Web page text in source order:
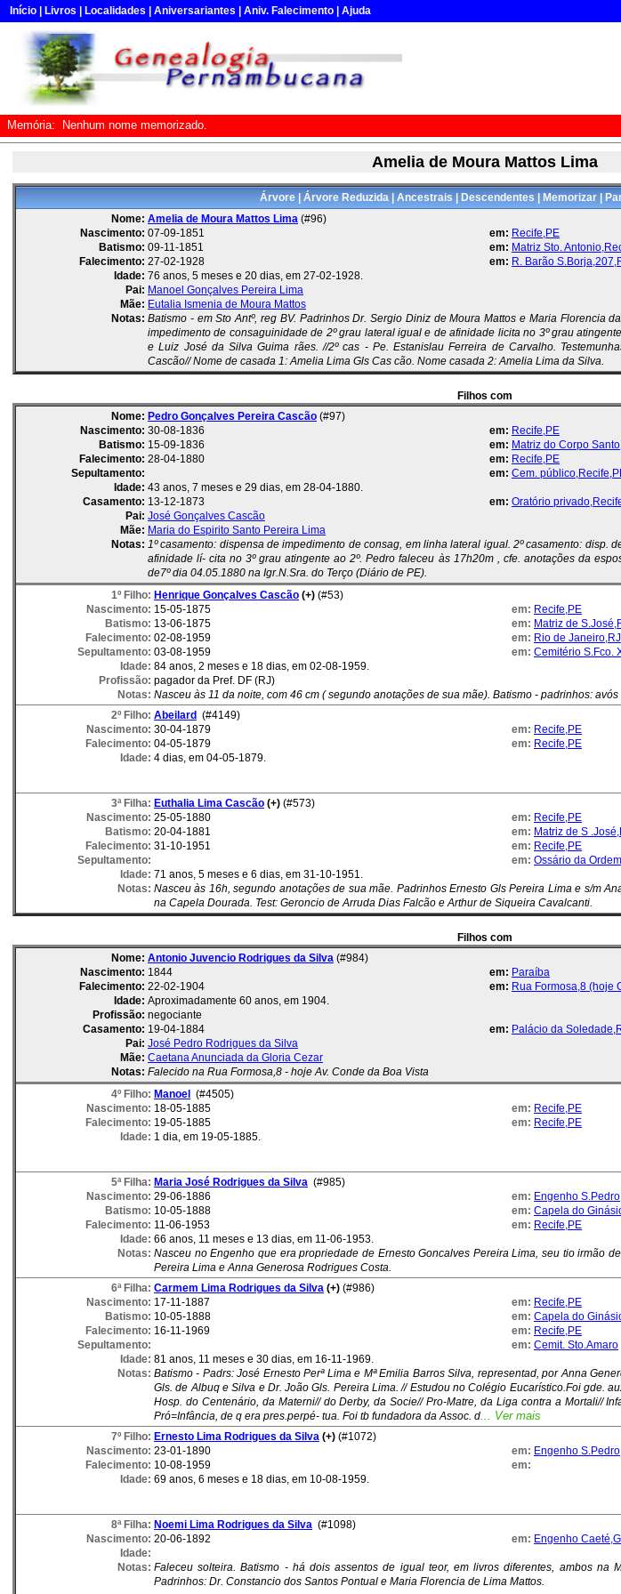
Início Livros Localidades Aniversariantes Aniv. Falecimento Ajuda
Memória: Nenhum nome memorizado.
Amelia de Moura Mattos Lima
Árvore| Árvore Reduzida| Ancestrais Descendentes Memorizar|
Nome: Amelia de Moura Mattos Lima (#96)
Nascimento: 07-09-1851 em: Recife,PE
Batismo: 09-11-1851 em: Matriz Sto.
Falecimento: 27-02-1928 em: R. Barão
Idade: 76 anos, 5 meses e 20 dias, em 27-02-1928.
Pai: Manoel Gonçalves Pereira Lima
Mãe: Eutalia Ismenia de Moura Mattos
Notas: Batismo - em Sto Antº, reg BV. Padrinhos Dr. Sergio Diniz de Moura Mattos e Maria Florencia
impedimento de consaguinidade de 2º grau lateral igual e de afinidade licita no 3º grau
e Luiz José da Silva Guima rães. //2º cas - Pe. Estanislau Ferreira de Carvalho.
Cascão// Nome de casada 1: Amelia Lima Gls Cas cão. Nome casada 2: Amelia Lima da Silva.
Filhos com
Nome: Pedro Gonçalves Pereira Cascão (#97)
Nascimento: 30-08-1836 em: Recife,PE
Batismo: 15-09-1836 em: Matriz do Corpo
Falecimento: 28-04-1880 em: Recife,PE
Sepultamento:
em: Cem.
Idade: 43 anos, 7 meses e 29 dias, em 28-04-1880.
Casamento: 13-12-1873 em: Oratório
Pai: José Gonçalves Cascão
Mãe: Maria do Espirito Santo Pereira Lima
Notas: 1º casamento: dispensa de impedimento de consag, em linha lateral igual. 2º casamento: disp.
afinidade lí- cita no 3º grau atingente ao 2º. Pedro faleceu às 17h20m , cfe. anotações da
de7º dia 04.05.1880 na Igr.N.Sra. do Terço (Diário de PE).
1º Filho: Henrique Gonçalves Cascão (+) (#53)
Nascimento: 15-05-1875 em: Recife,PE
Batismo: 13-06-1875 em: Matriz de
Falecimento: 02-08-1959 em: Rio de Janeiro,RJ
Sepultamento: 03-08-1959 em: Cemitério S.Fco.
Idade: 84 anos, 2 meses e 18 dias, em 02-08-1959.
Profissão: pagador da Pref. DF (RJ)
Notas: Nasceu às 11 da noite, com 46 cm ( segundo anotações de sua mãe). Batismo - padrinhos: avós
2º Filho: Abeilard (#4149)
Nascimento: 30-04-1879 em: Recife,PE
Falecimento: 04-05-1879 em: Recife,PE
Idade: 4 dias, em 04-05-1879.
3ª Filha: Euthalia Lima Cascão (+) (#573)
Nascimento: 25-05-1880 em: Recife,PE
Batismo: 20-04-1881 em: Matriz de S
Falecimento: 31-10-1951 em: Recife,PE
Sepultamento:
em: Ossário da
Idade: 71 anos, 5 meses e 6 dias, em 31-10-1951.
Notas: Nasceu às 16h, segundo anotações de sua mãe. Padrinhos Ernesto Gls Pereira Lima e s/m
na Capela Dourada. Test: Geroncio de Arruda Dias Falcão e Arthur de Siqueira Cavalcanti.
Filhos com
Nome: Antonio Juvencio Rodrigues da Silva (#984)
Nascimento: 1844 em: Paraíba
Falecimento: 22-02-1904 em: Rua Formosa,8 (hoje
Idade: Aproximadamente 60 anos, em 1904.
Profissão: negociante
Casamento: 19-04-1884 em: Palácio da
Pai: José Pedro Rodrigues da Silva
Mãe: Caetana Anunciada da Gloria Cezar
Notas: Falecido na Rua Formosa,8 - hoje Av. Conde da Boa Vista
4º Filho: Manoel
(#4505)
Nascimento: 18-05-1885 em: Recife,PE
Falecimento: 19-05-1885 em: Recife,PE
Idade: 1 dia, em 19-05-1885.
5ª Filha: Maria José Rodrigues da Silva (#985)
Nascimento: 29-06-1886 em: Engenho
Batismo: 10-05-1888 em: Capela do
Falecimento: 11-06-1953 em: Recife,PE
Idade: 66 anos, 11 meses e 13 dias, em 11-06-1953.
Notas: Nasceu no Engenho que era propriedade de Ernesto Goncalves Pereira Lima, seu tio irmão
Pereira Lima e Anna Generosa Rodrigues Costa.
6ª Filha: Carmem Lima Rodrigues da Silva (+) (#986)
Nascimento: 17-11-1887 em: Recife,PE
Batismo: 10-05-1888 em: Capela do
Falecimento: 16-11-1969 em: Recife,PE
Sepultamento:
em: Cemit. Sto.Amaro
Idade: 81 anos, 11 meses e 30 dias, em 16-11-1969.
Notas: Batismo - Padrs: José Ernesto Perª Lima e Mª Emilia Barros Silva, representad, por Anna
Gls. de Albuq e Silva e Dr. João Gls. Pereira Lima. // Estudou no Colégio Eucarístico.Foi gde.
Hosp. do Centenário, da Materni// do Derby, da Socie// Pro-Matre, da Liga contra a Mortali//
Pró=Infância, de q era pres.perpé- tua. Foi tb fundadora da Assoc. d... Ver mais
7º Filho: Ernesto Lima Rodrigues da Silva (+) (#1072)
Nascimento: 23-01-1890 em: Engenho
Falecimento: 10-08-1959
em:
Idade: 69 anos, 6 meses e 18 dias, em 10-08-1959.
8ª Filha: Noemi Lima Rodrigues da Silva (#1098)
Nascimento: 20-06-1892 em: Engenho
Idade:
Notas: Faleceu solteira. Batismo - há dois assentos de igual teor, em livros diferentes, ambos na
Padrinhos: Dr. Constancio dos Santos Pontual e Maria Florencia de Lima Mattos.